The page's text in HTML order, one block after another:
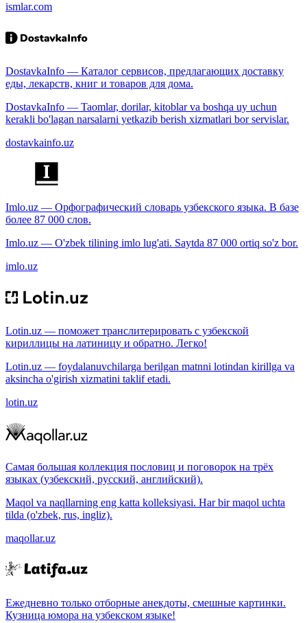
ismlar.com
DostavkaInfo — Каталог сервисов, предлагающих доставку
еды, лекарств, книг и товаров для дома.
DostavkaInfo — Taomlar, dorilar, kitoblar va boshqa uy uchun
kerakli bo'lagan narsalarni yetkazib berish xizmatlari bor servislar.
dostavkainfo.uz
Imlo.uz — Орфографический словарь узбекского языка. В базе
более 87 000 слов.
Imlo.uz — O'zbek tilining imlo lug'ati. Saytda 87 000 ortiq so'z bor.
imlo.uz
Lotin.uz — поможет транслитерировать с узбекской
кириллицы на латиницу и обратно. Легко!
Lotin.uz — foydalanuvchilarga berilgan matnni lotindan kirillga va
aksincha o'girish xizmatini taklif etadi.
lotin.uz
Самая большая коллекция пословиц и поговорок на трёх
языках (узбекский, русский, английский).
Maqol va naqllarning eng katta kolleksiyasi. Har bir maqol uchta
tilda (o'zbek, rus, ingliz).
maqollar.uz
Ежедневно только отборные анекдоты, смешные картинки.
Кузница юмора на узбекском языке!